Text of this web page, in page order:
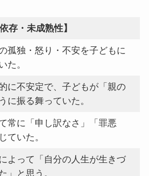
存・未成熟性】
孤独・怒り・不安を子どもに
た。
に不安定で、子どもが「親の
に振る舞っていた。
常に「申し訳なさ」「罪悪
ていた。
よって「自分の人生が生きづ
」と思う。